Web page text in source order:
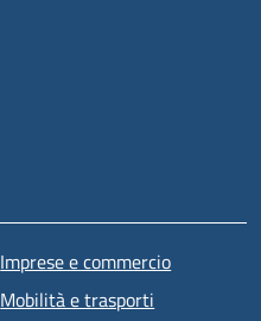
Imprese e commercio
Mobilità e trasporti